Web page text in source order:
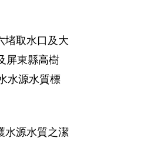
堵取水口及大
屏東縣高樹
水源水質標
水源水質之潔